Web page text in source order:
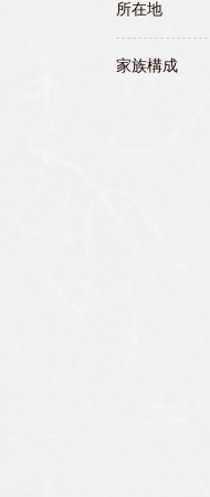
所在地
家族構成